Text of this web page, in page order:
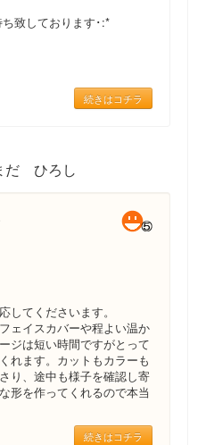
致しております･:*
続きはコチラ
だ ひろし
してくださいます。
ェイスカバーや程よい温か
ジは短い時間ですがとって
れます。カットもカラーも
り、途中も様子を確認し寄
形を作ってくれるので本当
続きはコチラ